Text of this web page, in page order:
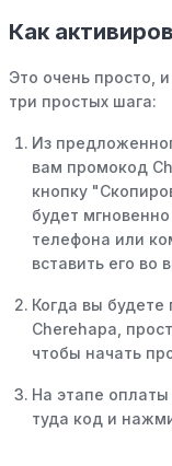
Как
Это очень просто,
три простых шага:
Из
вам промокод
кнопку
будет
телефона или
вставить его во
Когда вы будете
Cherehapa,
чтобы начать
На этапе
туда код и